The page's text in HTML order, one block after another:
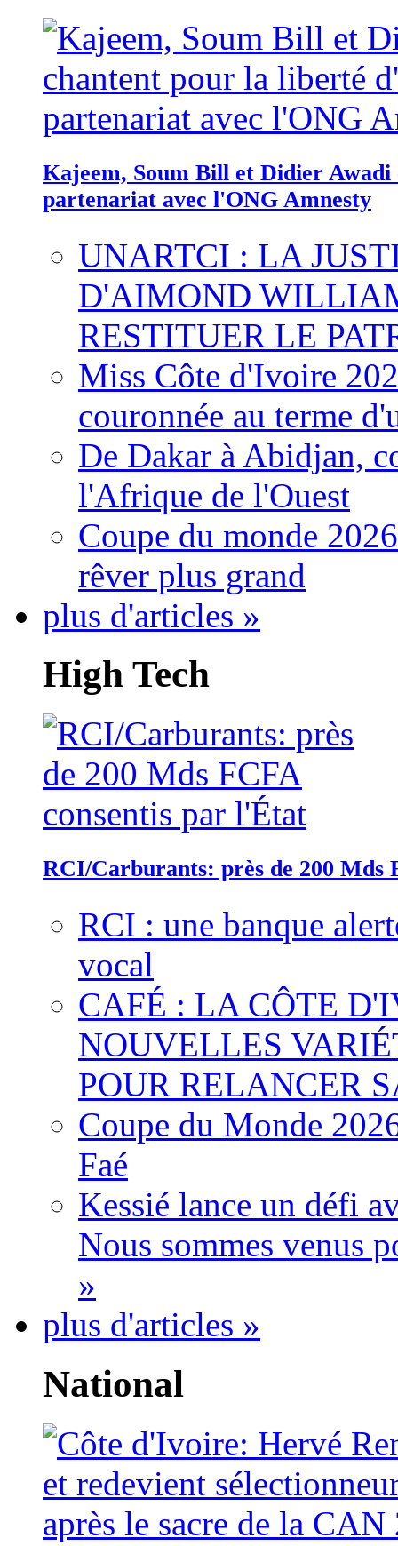
Kajeem, Soum Bill et Didier
partenariat avec l'ONG Amnesty
UNARTCI : LA
D'AIMOND
RESTITUER LE
Miss Côte d'Ivoire
couronnée au terme
De Dakar à Abidjan,
l'Afrique de l'Ouest
Coupe du monde
rêver plus grand
plus d'articles »
High Tech
RCI/Carburants: près de 200 Mds
RCI : une banque
vocal
CAFÉ : LA CÔTE
NOUVELLES
POUR RELANCER
Coupe du Monde
Faé
Kessié lance un défi
Nous sommes venus
»
plus d'articles »
National